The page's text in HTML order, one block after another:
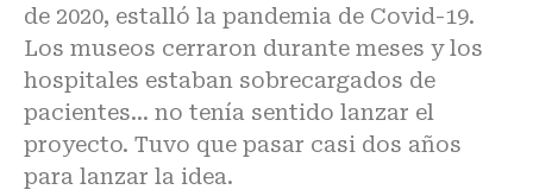
de 2020, estalló la pandemia de Covid-19.
Los museos cerraron durante meses y los
hospitales estaban sobrecargados de
pacientes… no tenía sentido lanzar el
proyecto. Tuvo que pasar casi dos años
para lanzar la idea.